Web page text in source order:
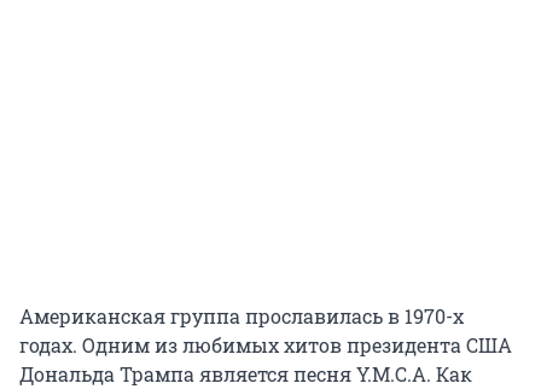
Американская группа прославилась в 1970-х
годах. Одним из любимых хитов президента США
Дональда Трампа является песня Y.M.C.A. Как